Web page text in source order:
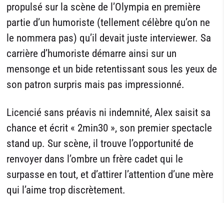
propulsé sur la scène de l’Olympia en première
partie d’un humoriste (tellement célèbre qu’on ne
le nommera pas) qu’il devait juste interviewer. Sa
carrière d’humoriste démarre ainsi sur un
mensonge et un bide retentissant sous les yeux de
son patron surpris mais pas impressionné.
Licencié sans préavis ni indemnité, Alex saisit sa
chance et écrit « 2min30 », son premier spectacle
stand up. Sur scène, il trouve l’opportunité de
renvoyer dans l’ombre un frère cadet qui le
surpasse en tout, et d’attirer l’attention d’une mère
qui l’aime trop discrètement.